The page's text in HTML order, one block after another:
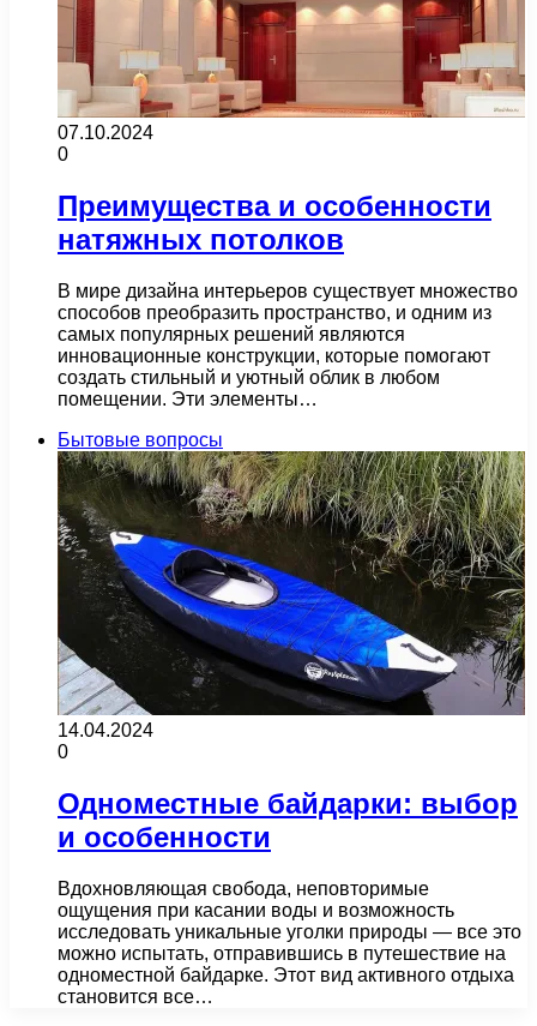
07.10.2024
0
Преимущества и особенности
натяжных потолков
В мире дизайна интерьеров существует множество
способов преобразить пространство, и одним из
самых популярных решений являются
инновационные конструкции, которые помогают
создать стильный и уютный облик в любом
помещении. Эти элементы…
Бытовые вопросы
14.04.2024
0
Одноместные байдарки: выбор
и особенности
Вдохновляющая свобода, неповторимые
ощущения при касании воды и возможность
исследовать уникальные уголки природы — все это
можно испытать, отправившись в путешествие на
одноместной байдарке. Этот вид активного отдыха
становится все…